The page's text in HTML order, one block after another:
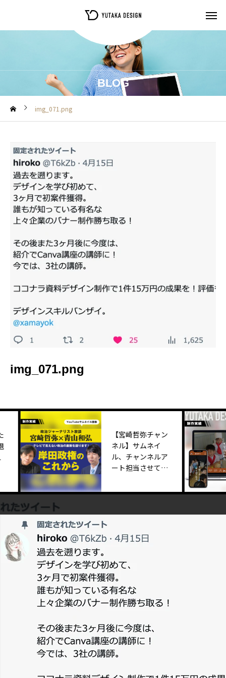
BLOG
img_071.png
img_071.png
【宮崎哲弥チャン
ネル】サムネイ
ル、チャンネルア
ート担当させて頂